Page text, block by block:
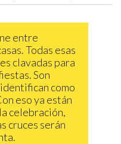
entre
Todas esas
clavadas para
Son
como
eso ya están
celebración,
cruces serán